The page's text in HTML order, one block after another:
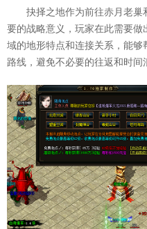
抉择之地作为前往赤月老
要的战略意义，玩家在此需要做
域的地形特点和连接关系，能
路线，避免不必要的往返和时间